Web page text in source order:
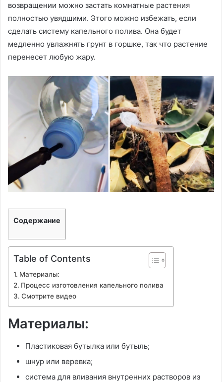
возвращении можно застать комнатные растения
полностью увядшими. Этого можно избежать, если
сделать систему капельного полива. Она будет
медленно увлажнять грунт в горшке, так что растение
перенесет любую жару.
Содержание
Table of Contents
Материалы:
Процесс изготовления капельного полива
Смотрите видео
Материалы:
Пластиковая бутылка или бутыль;
шнур или веревка;
система для вливания внутренних растворов из